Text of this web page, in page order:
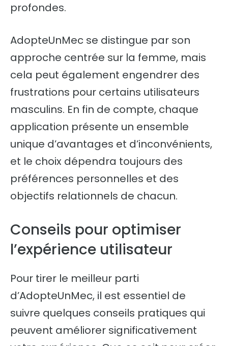
profondes.
AdopteUnMec se distingue par son
approche centrée sur la femme, mais
cela peut également engendrer des
frustrations pour certains utilisateurs
masculins. En fin de compte, chaque
application présente un ensemble
unique d’avantages et d’inconvénients,
et le choix dépendra toujours des
préférences personnelles et des
objectifs relationnels de chacun.
Conseils pour optimiser
l’expérience utilisateur
Pour tirer le meilleur parti
d’AdopteUnMec, il est essentiel de
suivre quelques conseils pratiques qui
peuvent améliorer significativement